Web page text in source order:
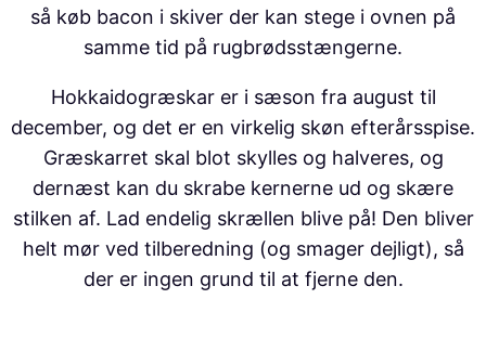
så køb bacon i skiver der kan stege i ovnen på
samme tid på rugbrødsstængerne.
Hokkaidogræskar er i sæson fra august til
december, og det er en virkelig skøn efterårsspise.
Græskarret skal blot skylles og halveres, og
dernæst kan du skrabe kernerne ud og skære
stilken af. Lad endelig skrællen blive på! Den bliver
helt mør ved tilberedning (og smager dejligt), så
der er ingen grund til at fjerne den.